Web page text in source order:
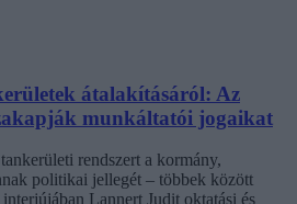
átalakításáról: Az
munkáltatói jogaikat
rendszert a kormány,
politikai jellegét – többek között
Lannert Judit oktatási és